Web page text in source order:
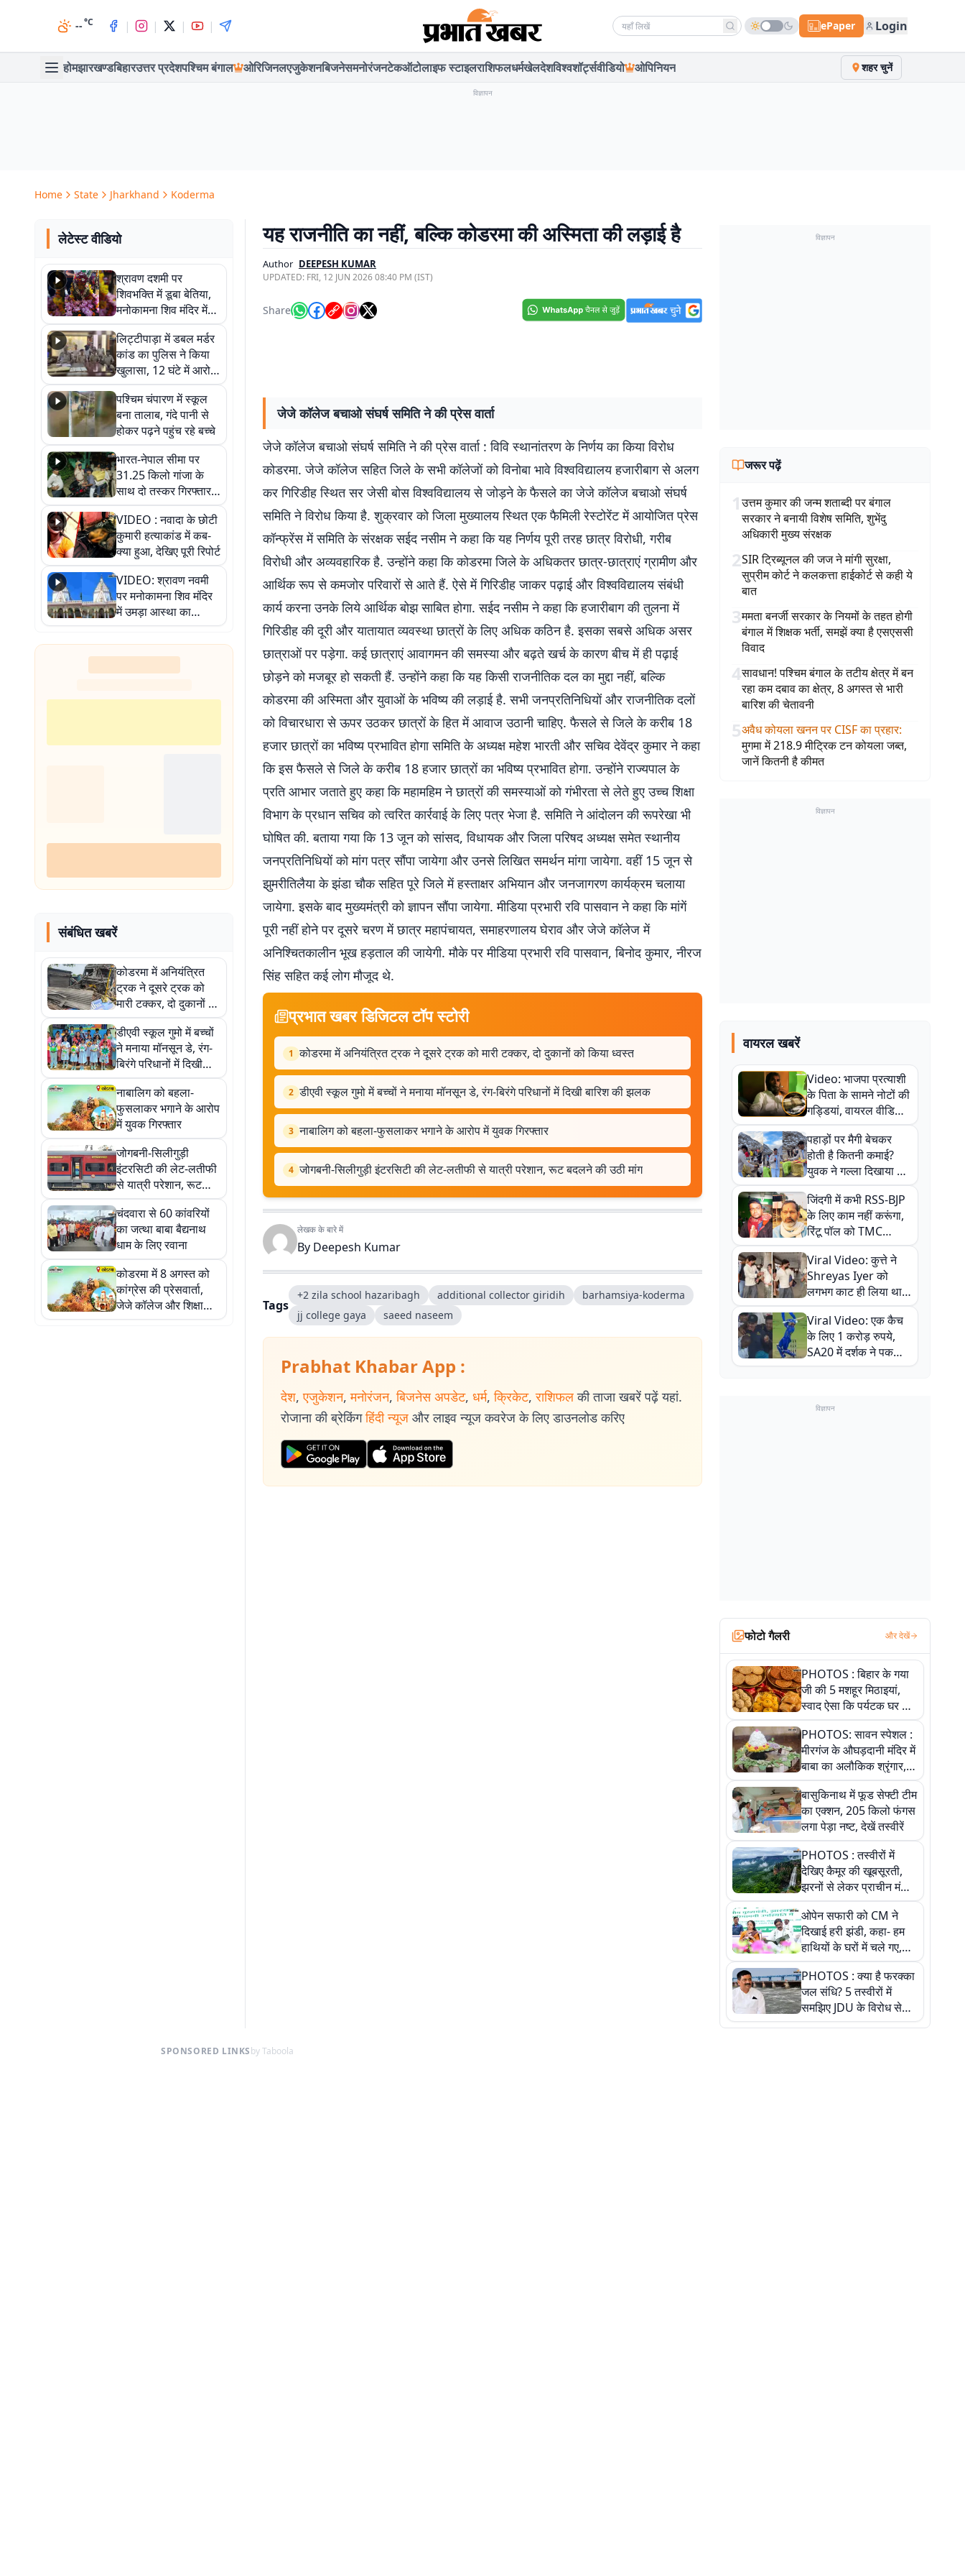
--°C | | | | Search news ePaper Login
होमझारखण्डबिहारउत्तर प्रदेशपश्चिम बंगाल ओरिजिनलएजुकेशनबिजनेसमनोरंजनटेकऑटोलाइफ स्टाइलराशिफलधर्मखेलदेशविश्वशॉर्ट्सवीडियो ओपिनियन शहर चुनें
विज्ञापन
Home State Jharkhand Koderma
लेटेस्ट वीडियो
श्रावण दशमी पर
शिवभक्ति में डूबा बेतिया,
मनोकामना शिव मंदिर में
हुआ भव्य श्रृंगार
लिट्टीपाड़ा में डबल मर्डर
कांड का पुलिस ने किया
खुलासा, 12 घंटे में आरोपी
गिरफ्तार
पश्चिम चंपारण में स्कूल
बना तालाब, गंदे पानी से
होकर पढ़ने पहुंच रहे बच्चे
भारत-नेपाल सीमा पर
31.25 किलो गांजा के
साथ दो तस्कर गिरफ्तार,
नेपाली नंबर की बाइक
जब्त
VIDEO : नवादा के छोटी
कुमारी हत्याकांड में कब-
क्या हुआ, देखिए पूरी रिपोर्ट
VIDEO: श्रावण नवमी
पर मनोकामना शिव मंदिर
में उमड़ा आस्था का
सैलाब, हर-हर महादेव के
जयघोष से गूंजा परिसर
संबंधित खबरें
कोडरमा में अनियंत्रित
ट्रक ने दूसरे ट्रक को
मारी टक्कर, दो दुकानों को
किया ध्वस्त
डीएवी स्कूल गुमो में बच्चों
ने मनाया मॉनसून डे, रंग-
बिरंगे परिधानों में दिखी
बारिश की झलक
नाबालिग को बहला-
फुसलाकर भगाने के आरोप
में युवक गिरफ्तार
जोगबनी-सिलीगुड़ी
इंटरसिटी की लेट-लतीफी
से यात्री परेशान, रूट
बदलने की उठी मांग
चंदवारा से 60 कांवरियों
का जत्था बाबा बैद्यनाथ
धाम के लिए रवाना
कोडरमा में 8 अगस्त को
कांग्रेस की प्रेसवार्ता,
जेजे कॉलेज और शिक्षा
व्यवस्था पर रखेगी पक्ष
यह राजनीति का नहीं, बल्कि कोडरमा की अस्मिता की लड़ाई है
Author DEEPESH KUMAR
UPDATED: FRI, 12 JUN 2026 08:40 PM (IST)
Share
जेजे कॉलेज बचाओ संघर्ष समिति ने की प्रेस वार्ता
जेजे कॉलेज बचाओ संघर्ष समिति ने की प्रेस वार्ता : विवि स्थानांतरण के निर्णय का किया विरोध
कोडरमा. जेजे कॉलेज सहित जिले के सभी कॉलेजों को विनोबा भावे विश्वविद्यालय हजारीबाग से अलग
कर गिरिडीह स्थित सर जेसी बोस विश्वविद्यालय से जोड़ने के फैसले का जेजे कॉलेज बचाओ संघर्ष
समिति ने विरोध किया है. शुक्रवार को जिला मुख्यालय स्थित एक फैमिली रेस्टोरेंट में आयोजित प्रेस
कॉन्फ्रेंस में समिति के संरक्षक सईद नसीम ने कहा कि यह निर्णय पूरी तरह छात्र विरोधी, गरीब
विरोधी और अव्यवहारिक है. उन्होंने कहा कि कोडरमा जिले के अधिकतर छात्र-छात्राएं ग्रामीण और
आर्थिक रूप से कमजोर परिवारों से आते हैं. ऐसे में गिरिडीह जाकर पढ़ाई और विश्वविद्यालय संबंधी
कार्य करना उनके लिये आर्थिक बोझ साबित होगा. सईद नसीम ने कहा कि हजारीबाग की तुलना में
गिरिडीह की दूरी और यातायात व्यवस्था छात्रों के लिए अधिक कठिन है. इसका सबसे अधिक असर
छात्राओं पर पड़ेगा. कई छात्राएं आवागमन की समस्या और बढ़ते खर्च के कारण बीच में ही पढ़ाई
छोड़ने को मजबूर हो सकती हैं. उन्होंने कहा कि यह किसी राजनीतिक दल का मुद्दा नहीं, बल्कि
कोडरमा की अस्मिता और युवाओं के भविष्य की लड़ाई है. सभी जनप्रतिनिधियों और राजनीतिक दलों
को विचारधारा से ऊपर उठकर छात्रों के हित में आवाज उठानी चाहिए. फैसले से जिले के करीब 18
हजार छात्रों का भविष्य प्रभावित होगा समिति के अध्यक्ष महेश भारती और सचिव देवेंद्र कुमार ने कहा
कि इस फैसले से जिले के करीब 18 हजार छात्रों का भविष्य प्रभावित होगा. उन्होंने राज्यपाल के
प्रति आभार जताते हुए कहा कि महामहिम ने छात्रों की समस्याओं को गंभीरता से लेते हुए उच्च शिक्षा
विभाग के प्रधान सचिव को त्वरित कार्रवाई के लिए पत्र भेजा है. समिति ने आंदोलन की रूपरेखा भी
घोषित की. बताया गया कि 13 जून को सांसद, विधायक और जिला परिषद अध्यक्ष समेत स्थानीय
जनप्रतिनिधियों को मांग पत्र सौंपा जायेगा और उनसे लिखित समर्थन मांगा जायेगा. वहीं 15 जून से
झुमरीतिलैया के झंडा चौक सहित पूरे जिले में हस्ताक्षर अभियान और जनजागरण कार्यक्रम चलाया
जायेगा. इसके बाद मुख्यमंत्री को ज्ञापन सौंपा जायेगा. मीडिया प्रभारी रवि पासवान ने कहा कि मांगें
पूरी नहीं होने पर दूसरे चरण में छात्र महापंचायत, समाहरणालय घेराव और जेजे कॉलेज में
अनिश्चितकालीन भूख हड़ताल की जायेगी. मौके पर मीडिया प्रभारी रवि पासवान, बिनोद कुमार, नीरज
सिंह सहित कई लोग मौजूद थे.
प्रभात खबर डिजिटल टॉप स्टोरी
1 कोडरमा में अनियंत्रित ट्रक ने दूसरे ट्रक को मारी टक्कर, दो दुकानों को किया ध्वस्त
2 डीएवी स्कूल गुमो में बच्चों ने मनाया मॉनसून डे, रंग-बिरंगे परिधानों में दिखी बारिश की झलक
3 नाबालिग को बहला-फुसलाकर भगाने के आरोप में युवक गिरफ्तार
4 जोगबनी-सिलीगुड़ी इंटरसिटी की लेट-लतीफी से यात्री परेशान, रूट बदलने की उठी मांग
लेखक के बारे में
By Deepesh Kumar
Tags
+2 zila school hazaribagh additional collector giridih
barhamsiya-koderma
jj college gaya
saeed naseem
Prabhat Khabar App :
देश, एजुकेशन, मनोरंजन, बिजनेस अपडेट, धर्म, क्रिकेट, राशिफल की ताजा खबरें पढ़ें यहां.
रोजाना की ब्रेकिंग हिंदी न्यूज और लाइव न्यूज कवरेज के लिए डाउनलोड करिए
विज्ञापन
जरूर पढ़ें
1उत्तम कुमार की जन्म शताब्दी पर बंगाल
सरकार ने बनायी विशेष समिति, शुभेंदु
अधिकारी मुख्य संरक्षक
2SIR ट्रिब्यूनल की जज ने मांगी सुरक्षा,
सुप्रीम कोर्ट ने कलकत्ता हाईकोर्ट से कही ये
बात
3ममता बनर्जी सरकार के नियमों के तहत होगी
बंगाल में शिक्षक भर्ती, समझें क्या है एसएससी
विवाद
4सावधान! पश्चिम बंगाल के तटीय क्षेत्र में बन
रहा कम दबाव का क्षेत्र, 8 अगस्त से भारी
बारिश की चेतावनी
5अवैध कोयला खनन पर CISF का प्रहार:
मुगमा में 218.9 मीट्रिक टन कोयला जब्त,
जानें कितनी है कीमत
विज्ञापन
वायरल खबरें
Video: भाजपा प्रत्याशी
के पिता के सामने नोटों की
गड्डियां, वायरल वीडियो
से राजनीति में उबाल,
अजित महतो बोले- TMC
की गंदी चाल
पहाड़ों पर मैगी बेचकर
होती है कितनी कमाई?
युवक ने गल्ला दिखाया तो
नौकरी वालों के खड़े हो गए
कान
जिंदगी में कभी RSS-BJP
के लिए काम नहीं करूंगा,
रिंटू पॉल को TMC
ऑफिस में ले जाकर पीटा,
Video वायरल
Viral Video: कुत्ते ने
Shreyas Iyer को
लगभग काट ही लिया था,
न्यूजीलैंड सीरीज से पहले
बाल-बाल बचे
Viral Video: एक कैच
के लिए 1 करोड़ रुपये,
SA20 में दर्शक ने पकड़ा
एक हाथ से गजब का कैच
विज्ञापन
फोटो गैलरी और देखें
PHOTOS : बिहार के गया
जी की 5 मशहूर मिठाइयां,
स्वाद ऐसा कि पर्यटक घर ले
जाना नहीं भूलते, तस्वीरों में
देखें
PHOTOS: सावन स्पेशल :
मीरगंज के औघड़दानी मंदिर में
बाबा का अलौकिक श्रृंगार,
तस्वीरों में देखें महादेव के कई
मनमोहक स्वरूप
बासुकिनाथ में फूड सेफ्टी टीम
का एक्शन, 205 किलो फंगस
लगा पेड़ा नष्ट, देखें तस्वीरें
PHOTOS : तस्वीरों में
देखिए कैमूर की खूबसूरती,
झरनों से लेकर प्राचीन मंदिरों
तक प्रकृति और आस्था का
अद्भुत संगम
ओपेन सफारी को CM ने
दिखाई हरी झंडी, कहा- हम
हाथियों के घरों में चले गए,
देखें तस्वीरें
PHOTOS : क्या है फरक्का
जल संधि? 5 तस्वीरों में
समझिए JDU के विरोध से
लेकर बिहार पर असर तक
SPONSORED LINKSby Taboola